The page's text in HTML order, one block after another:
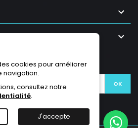


cookies pour améliorer
navigation.
consultez notre
.
J'accepte
D'INFORMATIONS